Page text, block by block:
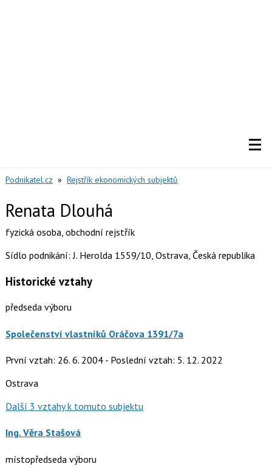
Podnikatel.cz » Rejstřík ekonomických subjektů
Renata Dlouhá
fyzická osoba, obchodní rejstřík
Sídlo podnikání: J. Herolda 1559/10, Ostrava, Česká republika
Historické vztahy
předseda výboru
Společenství vlastníků Oráčova 1391/7a
První vztah: 26. 6. 2004 - Poslední vztah: 5. 12. 2022
Ostrava
Další 3 vztahy k tomuto subjektu
Ing. Věra Stašová
místopředseda výboru